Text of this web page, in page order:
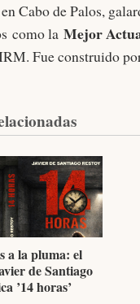
Cabo de Palos,
como la Mejor
Fue construido
a la pluma: el
de Santiago
’14 horas’